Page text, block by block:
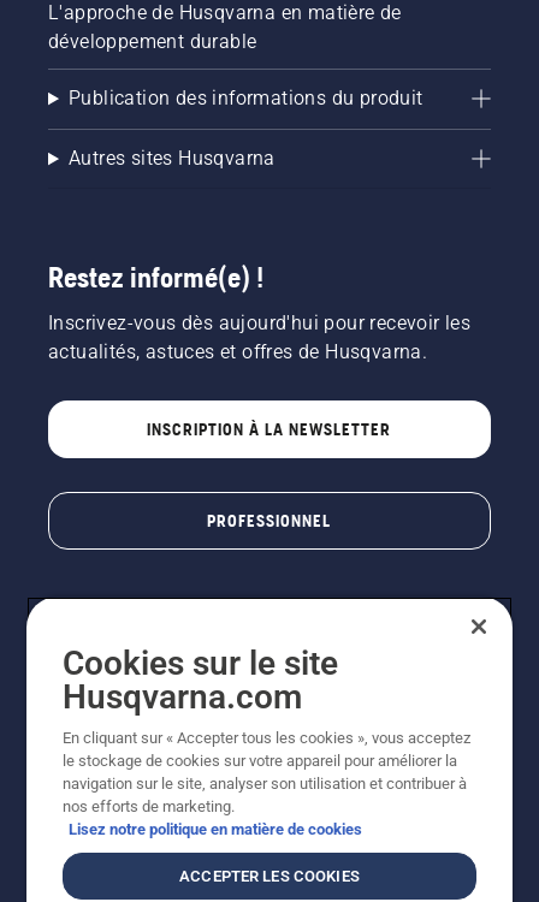
L'approche de Husqvarna en matière de
développement durable
Publication des informations du produit
Autres sites Husqvarna
Restez informé(e) !
Inscrivez-vous dès aujourd'hui pour recevoir les
actualités, astuces et offres de Husqvarna.
INSCRIPTION À LA NEWSLETTER
PROFESSIONNEL
© Husqvarna AB (publ). Tous droits réservés. Les prix
indiqués sont des prix de vente conseillés. Photos non
contractuelles. Tous les prix indiqués sont des prix de
disponible pour un achat direct.
Cookies sur le site
Husqvarna.com
En cliquant sur « Accepter tous les cookies », vous acceptez
le stockage de cookies sur votre appareil pour améliorer la
navigation sur le site, analyser son utilisation et contribuer à
nos efforts de marketing.
Lisez notre politique en matière de cookies
ACCEPTER LES COOKIES